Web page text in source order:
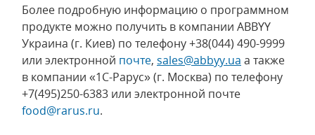
Более подробную информацию о программном
продукте можно получить в компании ABBYY
Украина (г. Киев) по телефону +38(044) 490-9999
или электронной почте, sales@abbyy.ua а также
в компании «1С-Рарус» (г. Москва) по телефону
+7(495)250-6383 или электронной почте
food@rarus.ru.